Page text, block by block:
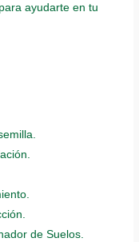
ayudarte en tu
de Suelos.